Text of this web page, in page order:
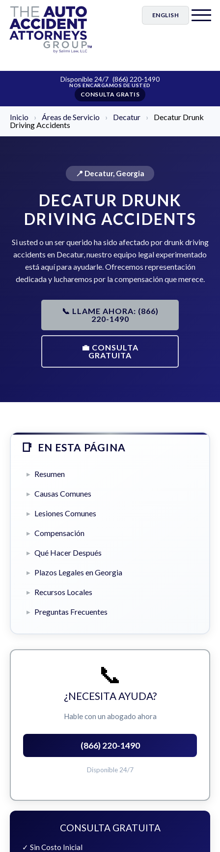
ENGLISH
Disponible 24/7 (866) 220-1490
CONSULTA GRATIS
Inicio › Áreas de Servicio › Decatur ›
Decatur Drunk
Driving Accidents
📍 Decatur, Georgia
DECATUR DRUNK
DRIVING ACCIDENTS
Si usted o un ser querido ha sido afectado por drunk driving
accidents en Decatur, nuestro equipo legal experimentado
está aquí para ayudarle. Ofrecemos representación
dedicada y lucharemos por la compensación que merece.
📞 LLAME AHORA: (866)
220-1490
💼 CONSULTA
GRATUITA
EN ESTA PÁGINA
Resumen
Causas Comunes
Lesiones Comunes
Compensación
Qué Hacer Después
Plazos Legales en Georgia
Recursos Locales
Preguntas Frecuentes
📞
¿NECESITA AYUDA?
Hable con un abogado ahora
(866) 220-1490
Disponible 24/7
CONSULTA GRATUITA
✓ Sin Costo Inicial